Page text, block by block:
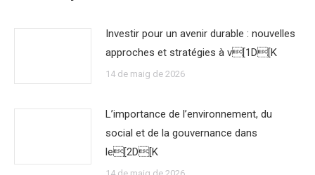
Investir pour un avenir durable : nouvelles
approches et stratégies à v[1D[K
14 de maig de 2026
L’importance de l’environnement, du
social et de la gouvernance dans
le[2D[K